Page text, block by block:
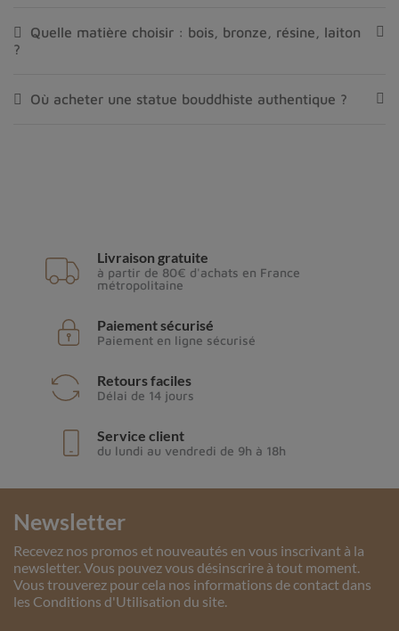
Quelle matière choisir : bois, bronze, résine, laiton
?
Où acheter une statue bouddhiste authentique ?
Livraison gratuite
à partir de 80€ d'achats en France
métropolitaine
Paiement sécurisé
Paiement en ligne sécurisé
Retours faciles
Délai de 14 jours
Service client
du lundi au vendredi de 9h à 18h
Newsletter
Recevez nos promos et nouveautés en vous inscrivant à la
newsletter. Vous pouvez vous désinscrire à tout moment.
Vous trouverez pour cela nos informations de contact dans
les Conditions d'Utilisation du site.